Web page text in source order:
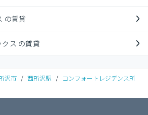
の賃貸
ス の賃貸
沢市 / 西所沢駅 / コンフォートレジデンス所